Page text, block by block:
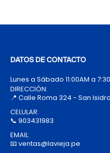
DATOS DE CONTACTO
Lunes a Sábado 11:00AM a
DIRECCIÓN:
📍 Calle Roma 324 - San
CELULAR:
📞 903431983
EMAIL:
📧 ventas@lavieja.pe